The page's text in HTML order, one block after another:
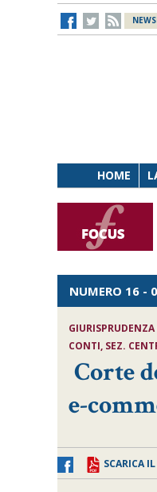
HOME
NUMERO 16 -
CONTI, SEZ.
Corte
e-
SCARICA